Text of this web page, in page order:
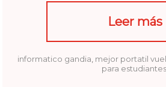
Leer más
informatico gandia, mejor portatil
para estudiantes